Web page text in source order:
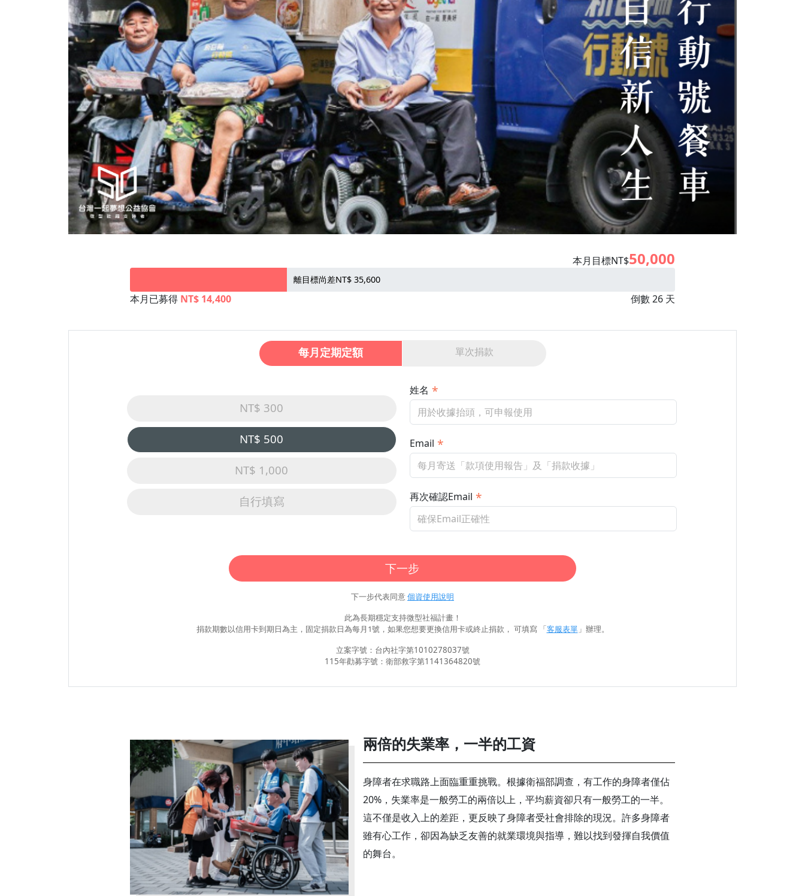
本月目標NT$50,000
離目標尚差NT$ 35,600
本月已募得 NT$ 14,400 倒數 26 天
每月定期定額 單次捐款
NT$ 300
NT$ 500
NT$ 1,000
自行填寫
姓名
Email
再次確認Email
下一步
下一步代表同意個資使用說明
此為長期穩定支持微型社福計畫！
捐款期數以信用卡到期日為主，固定捐款日為每月1號，如果您想要更換信用卡或終止捐款， 可填寫 「客服表單」辦理。
立案字號：台內社字第1010278037號
115年勸募字號：衛部救字第1141364820號
兩倍的失業率，一半的工資
身障者在求職路上面臨重重挑戰。根據衛福部調查，有工作的身障者僅佔
20%，失業率是一般勞工的兩倍以上，平均薪資卻只有一般勞工的一半。
這不僅是收入上的差距，更反映了身障者受社會排除的現況。許多身障者
雖有心工作，卻因為缺乏友善的就業環境與指導，難以找到發揮自我價值
的舞台。